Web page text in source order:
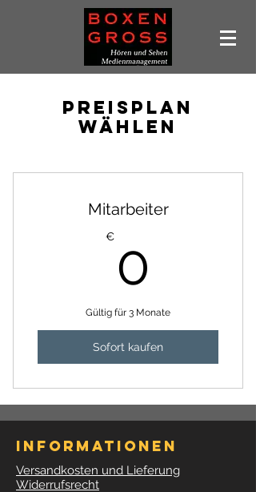
Preisplan
wählen
Mitarbeiter
€ 0
Gültig für 3 Monate
Sofort kaufen
Informationen
Versandkosten und Lieferung
Widerrufsrecht